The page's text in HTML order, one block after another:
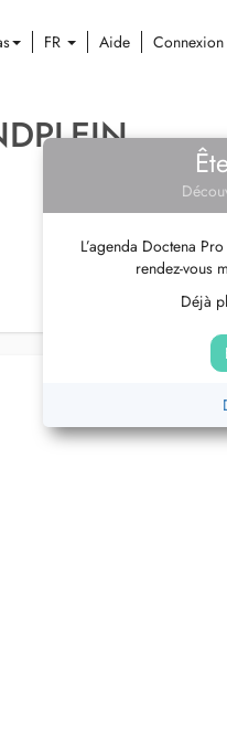
FR Aide Connexion
L’agenda Doctena
rendez-vous
Déjà